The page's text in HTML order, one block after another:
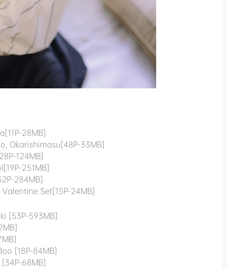
28MB]
Okarishimasu[48P-33MB]
124MB]
251MB]
284MB]
Set[15P-24MB]
[53P-593MB]
[18P-84MB]
68MB]